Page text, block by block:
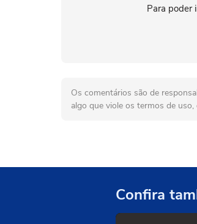
Para poder
Os comentários são de
algo que viole os termos de uso,
Confira